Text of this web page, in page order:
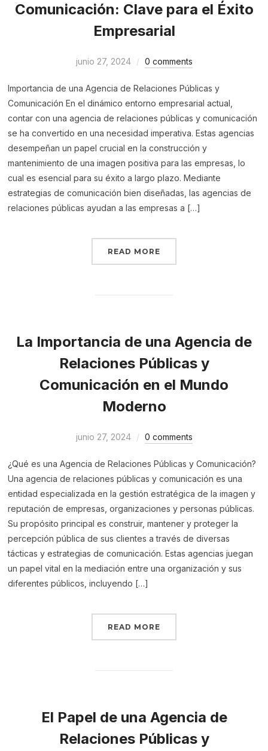
Comunicación: Clave para el Éxito
Empresarial
junio 27, 2024 0 comments
Importancia de una Agencia de Relaciones Públicas y
Comunicación En el dinámico entorno empresarial actual,
contar con una agencia de relaciones públicas y comunicación
se ha convertido en una necesidad imperativa. Estas agencias
desempeñan un papel crucial en la construcción y
mantenimiento de una imagen positiva para las empresas, lo
cual es esencial para su éxito a largo plazo. Mediante
estrategias de comunicación bien diseñadas, las agencias de
relaciones públicas ayudan a las empresas a […]
READ MORE
La Importancia de una Agencia de
Relaciones Públicas y
Comunicación en el Mundo
Moderno
junio 27, 2024 0 comments
¿Qué es una Agencia de Relaciones Públicas y Comunicación?
Una agencia de relaciones públicas y comunicación es una
entidad especializada en la gestión estratégica de la imagen y
reputación de empresas, organizaciones y personas públicas.
Su propósito principal es construir, mantener y proteger la
percepción pública de sus clientes a través de diversas
tácticas y estrategias de comunicación. Estas agencias juegan
un papel vital en la mediación entre una organización y sus
diferentes públicos, incluyendo […]
READ MORE
El Papel de una Agencia de
Relaciones Públicas y